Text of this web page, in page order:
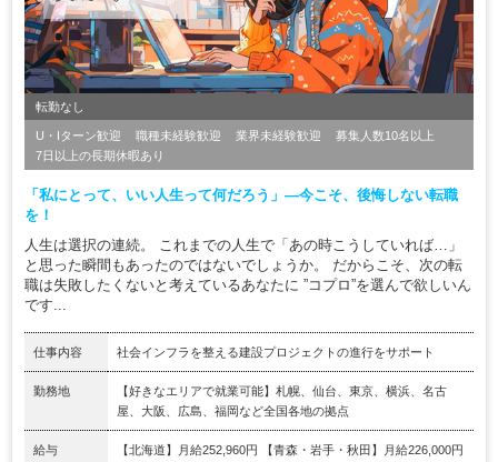
転勤なし
U・Iターン歓迎 職種未経験歓迎 業界未経験歓迎
募集人数10名以上
7日以上の長期休暇あり
「私にとって、いい人生って何だろう」―今こそ、後悔しない転職
を！
人生は選択の連続。 これまでの人生で「あの時こうしていれば…」
と思った瞬間もあったのではないでしょうか。 だからこそ、次の転
職は失敗したくないと考えているあなたに ”コプロ”を選んで欲しいん
です...
仕事内容 社会インフラを整える建設プロジェクトの進行をサポート
勤務地
【好きなエリアで就業可能】札幌、仙台、東京、横浜、名古
屋、大阪、広島、福岡など全国各地の拠点
給与
【北海道】月給252,960円 【青森・岩手・秋田】月給226,000円